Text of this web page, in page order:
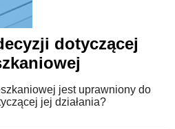
dotyczącej
jest uprawniony do
jej działania?